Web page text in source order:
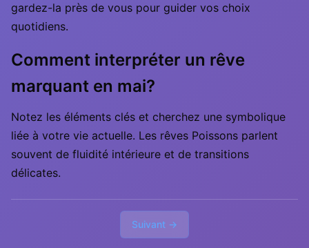
gardez-la près de vous pour guider vos choix
quotidiens.
Comment interpréter un rêve
marquant en mai?
Notez les éléments clés et cherchez une symbolique
liée à votre vie actuelle. Les rêves Poissons parlent
souvent de fluidité intérieure et de transitions
délicates.
Suivant →